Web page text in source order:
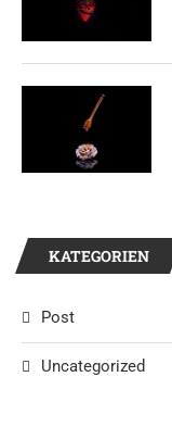
KATEGORIEN
Post
Uncategorized